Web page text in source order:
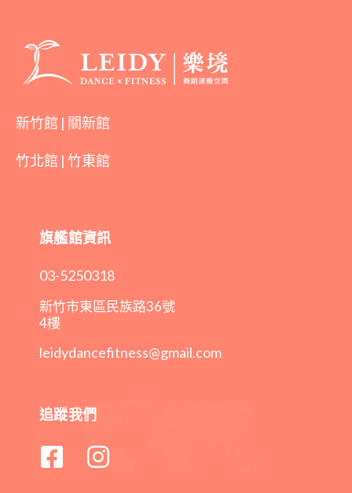
新竹館 | 關新館
竹北館 | 竹東館
旗艦館資訊
03-5250318
新竹市東區民族路36號
4樓
leidydancefitness@gmail.com
追蹤我們